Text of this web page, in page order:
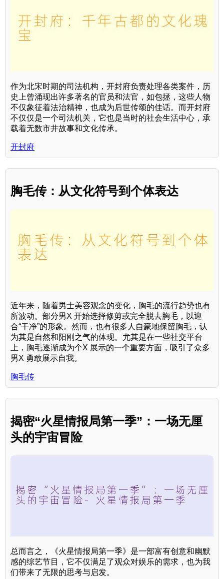
作为北宋时期的司法机构，开封府负责处理各类案件，历
史上曾涌现出许多著名的官员和法官，如包拯，这些人物
不仅象征着法治精神，也成为后世传颂的佳话。而开封府
不仅仅是一个司法机关，它也是当时的社会生活中心，承
载着无数市井故事和文化传承。
开封府
胸毛传：从文化符号到个体表达
近年来，随着男士美容观念的变化，胸毛的流行趋势也有
所波动。部分男X 开始选择修剪或完全脱去胸毛，以迎
合“干净”的形象。然而，也有很多人自豪地保留胸毛，认
为其是自然和阳刚之气的体现。尤其是在一些社交平台
上，胸毛逐渐成为个X 展示的一个重要方面，吸引了众多
男X 勇敢展示自我。
胸毛传
揭密“火星情报局第一季”：一场无厘
头的宇宙冒险
总而言之，《火星情报局第一季》是一部富有创意和幽默
感的综艺节目，它不仅满足了观众对娱乐的需求，也为我
们带来了无限的思考与启发。